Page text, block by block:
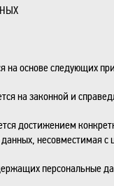
на основе следующих
на законной и
достижением
несовместимая
персональные